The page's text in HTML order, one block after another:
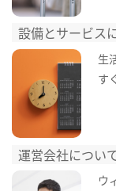
設備とサービス
生
す
運営会社につい
ウ